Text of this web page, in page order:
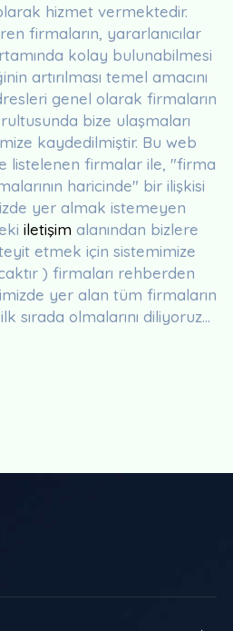
hizmet vermektedir.
firmaların, yararlanıcılar
kolay bulunabilmesi
artırılması temel amacını
genel olarak firmaların
bize ulaşmaları
kaydedilmiştir. Bu web
listelenen firmalar ile, "firma
haricinde" bir ilişkisi
yer almak istemeyen
iletişim alanından bizlere
etmek için sistemimize
) firmaları rehberden
yer alan tüm firmaların
sırada olmalarını diliyoruz...